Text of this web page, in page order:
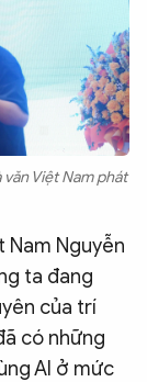
Việt Nam phát
Nam Nguyễn
ta đang
của trí
có những
AI ở mức